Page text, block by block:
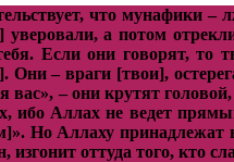
что мунафики
уверовали, а потом
Если они говорят,
Они – враги [твои],
вас», – они крутят
ибо Аллах не ведет
Но Аллаху принадлежат
изгонит оттуда того, кто